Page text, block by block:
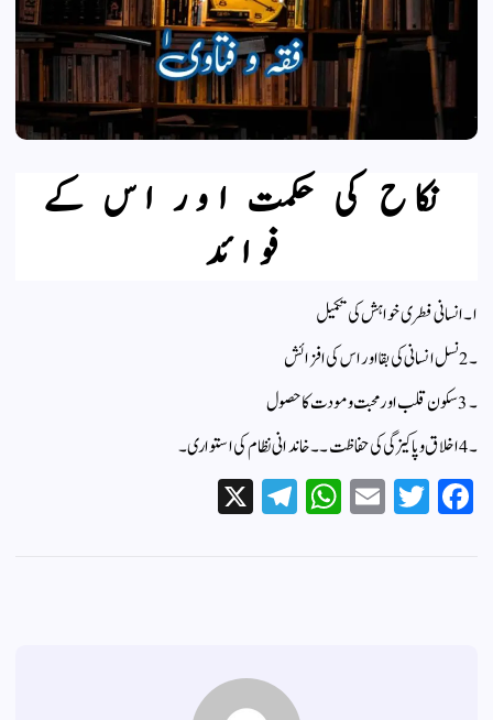
نکاح کی حکمت اور اس کے
فوائد
ا۔ انسانی فطری خواہش کی تکمیل
۔ 2نسل انسانی کی بقا اور اس کی افزائش
۔ 3سکون قلب اور محبت و مودت کا حصول
۔ 4 اخلاق و پاکیزگی کی حفاظت ۔۔ خاندانی نظام کی استواری۔
Fa
ce
T
wi
E
m
W
ha
Te
le